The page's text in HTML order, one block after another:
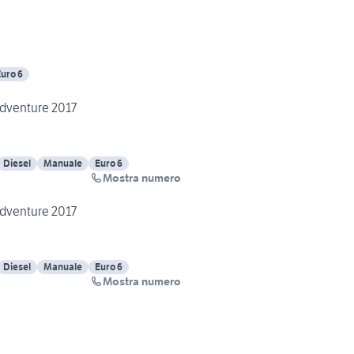
6
2017
Diesel Manuale Euro 6
Mostra numero
2017
Diesel Manuale Euro 6
Mostra numero